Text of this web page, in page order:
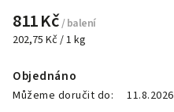
811 Kč/ balení
202,75 Kč / 1 kg
Objednáno
Můžeme doručit do: 11.8.2026